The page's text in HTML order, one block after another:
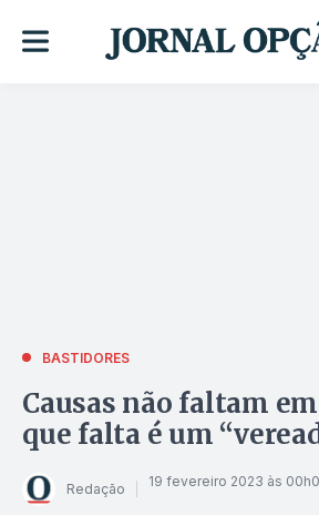
BASTIDORES
Causas não faltam
que falta é um
Redação 19 fevereiro 2023 às